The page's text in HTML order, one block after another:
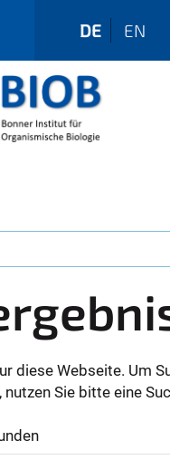
DE EN
diese Webseite. Um
Sie bitte eine